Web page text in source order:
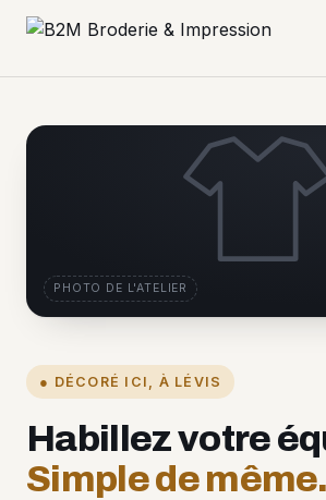
● DÉCORÉ ICI, À LÉVIS
Habillez votre
Simple de même.
PHOTO DE L'ATELIER